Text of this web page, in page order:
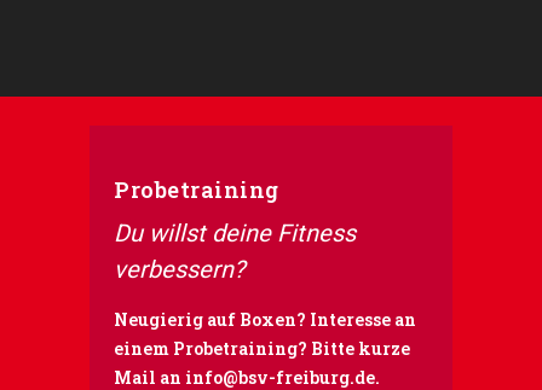
Probetraining
Du willst deine Fitness
verbessern?
Neugierig auf Boxen? Interesse an
einem Probetraining? Bitte kurze
Mail an info@bsv-freiburg.de.